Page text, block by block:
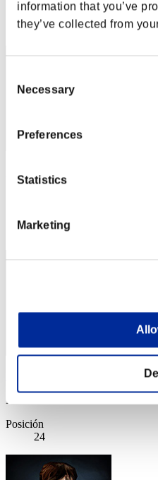
information that you’ve
they’ve collected from
Selection
Necessary
Preferences
Statistics
Marketing
Posición
22
Posición
23
Puntos:Lv:1/04'41"84
Posición
24